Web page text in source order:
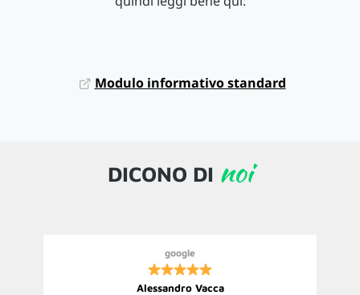
Modulo informativo standard
DICONO DI noi
google
Alessandro Vacca